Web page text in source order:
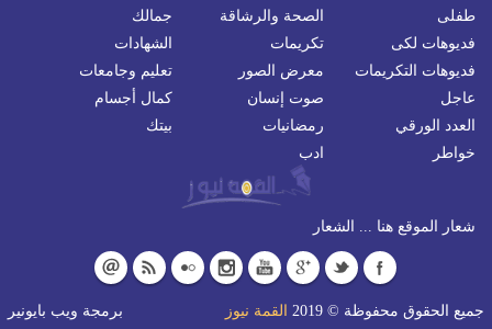
طفلى
الصحة والرشاقة
جمالك
فديوهات لكى
تكريمات
الشهادات
فديوهات التكريمات
معرض الصور
تعليم وجامعات
عاجل
صوت إنسان
كمال أجسام
العدد الورقي
رمضانيات
بيتك
خواطر
ادب
شعار الموقع هنا ... الشعار
جميع الحقوق محفوظة © 2019 القمة نيوز برمجة ويب بايونير